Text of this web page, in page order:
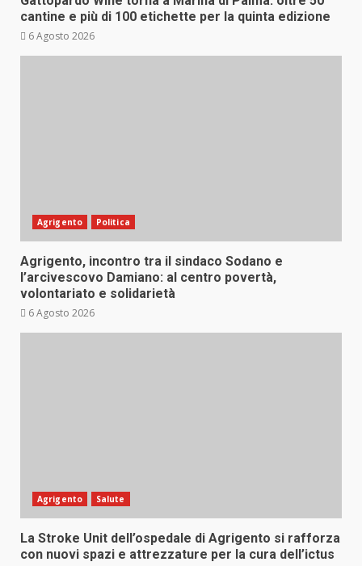
cantine e più di 100 etichette per la quinta edizione
6 Agosto 2026
Agrigento Politica
Agrigento, incontro tra il sindaco Sodano e
l’arcivescovo Damiano: al centro povertà,
volontariato e solidarietà
6 Agosto 2026
Agrigento Salute
La Stroke Unit dell’ospedale di Agrigento si rafforza
con nuovi spazi e attrezzature per la cura dell’ictus